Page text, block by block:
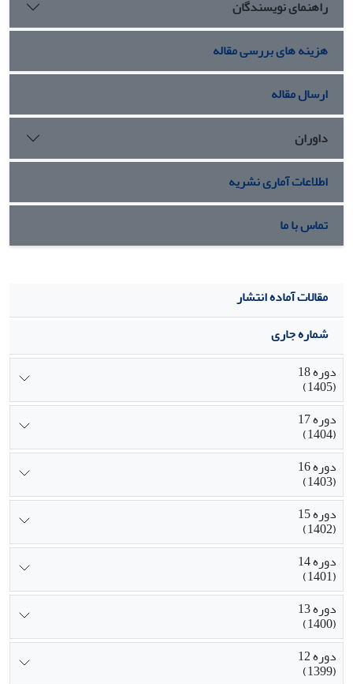
راهنمای نویسندگان
هزینه های بررسی مقاله
ارسال مقاله
داوران
اطلاعات آماری نشریه
تماس با ما
مقالات آماده انتشار
شماره جاری
دوره 18
(1405)
دوره 17
(1404)
دوره 16
(1403)
دوره 15
(1402)
دوره 14
(1401)
دوره 13
(1400)
دوره 12
(1399)